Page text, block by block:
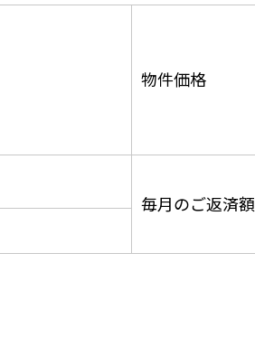
物件価格
毎月のご返済額